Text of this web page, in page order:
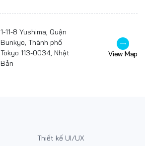
1-11-8 Yushima, Quận
Bunkyo, Thành phố
Tokyo 113-0034, Nhật
Bản
View Map
Thiết kế UI/UX